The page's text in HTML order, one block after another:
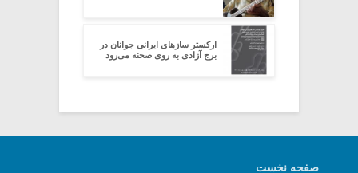
ارکستر سازهای ایرانی جوانان در
برج آزادی به روی صحنه می‌رود
صفحه نخست